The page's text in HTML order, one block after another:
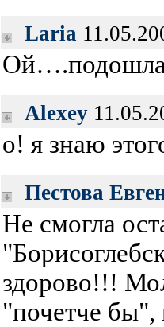
Laria
Ой….подошла
Alexey
о! я знаю
Пестова
Не смогла
здорово!!!
"почетче